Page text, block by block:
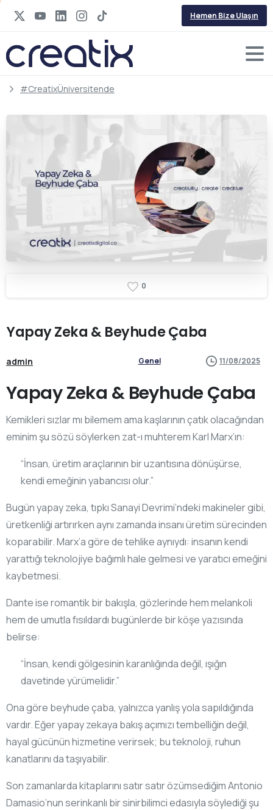
Hemen Bize Ulaşın
#CreatixÜniversitende
0
YapayZeka &BeyhudeÇaba
admin Genel 11/08/2025
Yapay Zeka & Beyhude Çaba
Kemikleri sızlar mı bilemem ama kaşlarının çatık olacağından
eminim şu sözü söylerken zat-ı muhterem Karl Marx’ın:
“İnsan, üretim araçlarının bir uzantısına dönüşürse,
kendi emeğinin yabancısı olur.”
Bugün yapay zeka, tıpkı Sanayi Devrimi’ndeki makineler gibi,
üretkenliği artırırken aynı zamanda insanı üretim sürecinden
koparabilir. Marx’a göre de tehlike aynıydı: insanın kendi
yarattığı teknolojiye bağımlı hale gelmesi ve yaratıcı emeğini
kaybetmesi.
Dante ise romantik bir bakışla, gözlerinde hem melankoli
hem de umutla fısıldardı bugünlerde bir köşe yazısında
belirse:
“İnsan, kendi gölgesinin karanlığında değil, ışığın
davetinde yürümelidir.”
Ona göre beyhude çaba, yalnızca yanlış yola sapıldığında
vardır. Eğer yapay zekaya bakış açımızı tembelliğin değil,
hayal gücünün hizmetine verirsek; bu teknoloji, ruhun
kanatlarını da taşıyabilir.
Son zamanlarda kitaplarını satır satır özümsediğim Antonio
Damasio’nun serinkanlı bir sinirbilimci edasıyla söylediği şu